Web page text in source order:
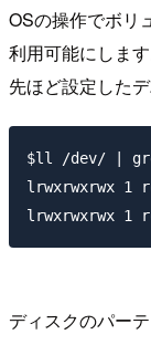
OSの操作でボリ
利用可能にします
先ほど設定した
$ll /dev/ |
lrwxrwxrwx
ディスクのパー